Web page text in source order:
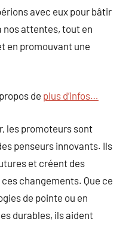
avec eux pour bâtir
nos attentes, tout en
en promouvant une
de plus d’infos…
les promoteurs sont
penseurs innovants. Ils
et créent des
changements. Que ce
de pointe ou en
durables, ils aident